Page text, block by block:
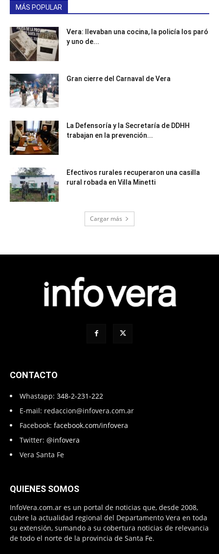
MÁS POPULAR
Vera: llevaban una cocina, la policía los paró
y uno de...
Gran cierre del Carnaval de Vera
La Defensoría y la Secretaría de DDHH
trabajan en la prevención...
Efectivos rurales recuperaron una casilla
rural robada en Villa Minetti
Cargar más
CONTACTO
Whastapp: 348-2-231-222
E-mail: redaccion@infovera.com.ar
Facebook: facebook.com/infovera
Twitter: @infovera
Vera Santa Fe
QUIENES SOMOS
InfoVera.com.ar es un portal de noticias que, desde 2008,
cubre la actualidad regional del Departamento Vera en toda
su extensión, sumando a su cobertura noticias de relevancia
de todo el norte de la provincia de Santa Fe.